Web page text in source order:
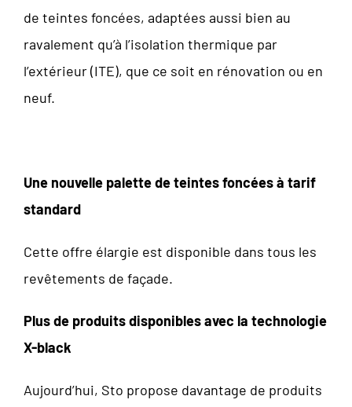
de teintes foncées, adaptées aussi bien au
ravalement qu’à l’isolation thermique par
l’extérieur (ITE), que ce soit en rénovation ou en
neuf.
Une nouvelle palette de teintes foncées à tarif
standard
Cette offre élargie est disponible dans tous les
revêtements de façade.
Plus de produits disponibles avec la technologie
X-black
Aujourd’hui, Sto propose davantage de produits